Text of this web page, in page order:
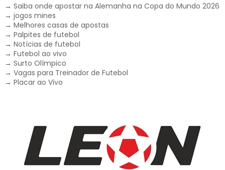
→ Saiba onde apostar na Alemanha na Copa do Mundo 2026
→ jogos mines
→ Melhores casas de apostas
→ Palpites de futebol
→ Notícias de futebol
→ Futebol ao vivo
→ Surto Olímpico
→ Vagas para Treinador de Futebol
→ Placar ao Vivo